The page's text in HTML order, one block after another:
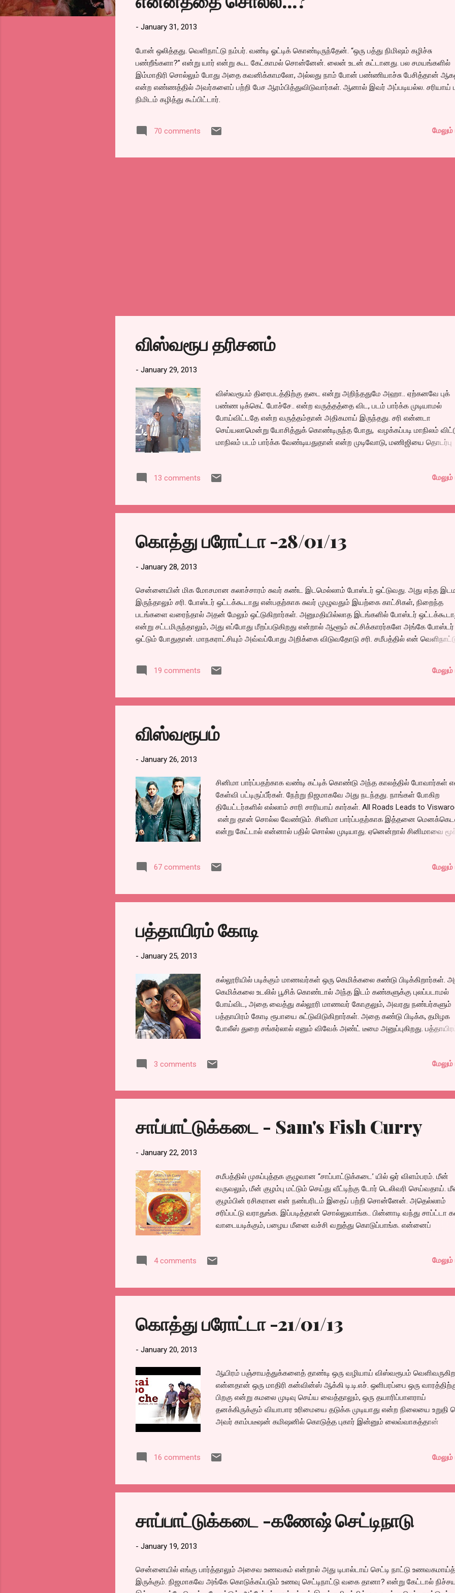
- January 31, 2013
போன் ஒலித்தது. வெளிநாட்டு நம்பர். வண்டி ஓட்டிக் கொண்டிருந்தேன். “ஒரு பத்து நிமிஷம் கழிச்சு
பண்றீங்களா?” என்று யார் என்று கூட கேட்காமல் சொன்னேன். லைன் உடன் கட்டானது. பல சமயங்களில்
இம்மாதிரி சொல்லும் போது அதை கவனிக்காமலோ, அல்லது நாம் போன் பண்ணியாச்சு பேசித்தான்
என்ற எண்ணத்தில் அவர்களைப் பற்றி பேச ஆரம்பித்துவிடுவார்கள். ஆனால் இவர் அப்படியல்ல. சரியாய்
நிமிடம் கழித்து கூப்பிட்டார்.
70 comments மேலும்
விஸ்வரூப தரிசனம்
- January 29, 2013
விஸ்வரூபம் திரைபடத்திற்கு தடை என்று அறிந்ததுமே அஹா.. ஏற்கனவே புக்
பண்ண டிக்கெட் போச்சே.. என்ற வருத்தத்தை விட, படம் பார்க்க முடியாமல்
போய்விட்டதே என்ற வருத்தம்தான் அதிகமாய் இருந்தது. சரி என்னடா
செய்யலாமென்று யோசித்துக் கொண்டிருந்த போது, வழக்கப்படி மாநிலம்
மாநிலம் படம் பார்க்க வேண்டியதுதான் என்ற முடிவோடு, மணிஜியை தொடர்பு
சற்றும் யோசிக்காமல் “எனக்கு தெலுங்கு தெரியாது இருந்தாலும் போய்
பண்ணித்தரேன்னு சொல்லியிருந்தாரு. அங்க கிடைச்சுதுன்னா தமிழ்லேயே
பாக்கலாமே” என்றதும் எனக்கும் ஒர் நப்பாசை சரி என்றேன். அடுத்த அரை
வாங்கி, 25ஆம் தேதி ஆறு மணிஷோவுக்கு டிக்கெட் புக் பண்ணியதை கன்பார்ம்
செய்ய, நான், மணிஜி, கே.ஆர்.பி, பபாஷா சங்கர் ஆகியோர் காலை எட்டு
13 comments மேலும்
கொத்து பரோட்டா -28/01/13
- January 28, 2013
சென்னையின் மிக மோசமான கலாச்சாரம் சுவர் கண்ட இடமெல்லாம் போஸ்டர் ஒட்டுவது. அது எந்த
இருந்தாலும் சரி. போஸ்டர் ஒட்டக்கூடாது என்பதற்காக சுவர் முழுவதும் இயற்கை காட்சிகள், நிறைந்த
படங்களை வரைந்தால் அதன் மேலும் ஒட்டுகிறார்கள். அனுமதியில்லாத இடங்களில் போஸ்டர்
என்று சட்டமிருந்தாலும், அது எப்போது மீறப்படுகிறது என்றால் ஆளூம் கட்சிக்காரர்களே அங்கே போஸ்டர்
ஒட்டும் போதுதான். மாநகராட்சியும் அவ்வப்போது அறிக்கை விடுவதோடு சரி. சமீபத்தில் என்
ஷீட்களில், மெட்ரோ தூண்களில் எல்லாம் போஸ்டர் ஒட்டியிருப்பதைப் பார்த்து உங்க அரசாங்கம் இதை
கண்டிக்காதா? என்று கேட்டார். கண்டிக்கும் ஆனா கேட்க மாட்டாங்க.. என்றதும் எங்க ஊரில் எல்லாம்
பெரிய ஃபைன் வசூலிக்கப்படும். இங்கேயும் அதை இம்ப்ளிமெண்ட் செய்தால் அரசுக்கு வருமானத்துக்கு
19 comments மேலும்
விஸ்வரூபம்
- January 26, 2013
சினிமா பார்ப்பதற்காக வண்டி கட்டிக் கொண்டு அந்த காலத்தில் போவார்கள்
கேள்வி பட்டிருப்பீர்கள். நேற்று நிஜமாகவே அது நடந்தது. நாங்கள் போகிற
தியேட்டர்களில் எல்லாம் சாரி சாரியாய் கார்கள். All Roads Leads to
என்று தான் சொல்ல வேண்டும். சினிமா பார்ப்பதற்காக இத்தனை
என்று கேட்டால் என்னால் பதில் சொல்ல முடியாது. ஏனென்றால் சினிமாவை
ஆந்திராவுக்கும், முங்காரு மலே பார்ப்பதற்காக கர்நாடகாவுக்கும்
எத்தனை சந்தோஷமாய் இருக்கும். அப்பேர்ப்பட்ட சந்தோஷத்தை விஸ்வரூபம்
கொடுத்தது. இப்பட்த்திற்கான செய்த பயணம் ஒர் அனுபவம். அதை தனியே
67 comments மேலும்
பத்தாயிரம் கோடி
- January 25, 2013
கல்லூரியில் படிக்கும் மாணவர்கள் ஒரு கெமிக்கலை கண்டு பிடிக்கிறார்கள்.
கெமிக்கலை உடலில் பூசிக் கொண்டால் அந்த இடம் கண்களுக்கு புலப்படாமல்
போய்விட, அதை வைத்து கல்லூரி மாணவர் கோகுலும், அவரது நண்பர்களும்
பத்தாயிரம் கோடி ரூபாயை சுட்டுவிடுகிறார்கள். அதை கண்டு பிடிக்க, தமிழக
போலீஸ் துறை சங்கர்லால் எனும் விவேக் அண்ட் டீமை அனுப்புகிறது.
இல்லையா? என்பதுதான் கதை.
3 comments மேலும்
சாப்பாட்டுக்கடை - Sam's Fish Curry
- January 22, 2013
சமீபத்தில் முகப்புத்தக குழுவான “சாப்பாட்டுக்கடை’ யில் ஒர் விளம்பரம். மீன்
வருவலும், மீன் குழம்பு மட்டும் செய்து வீட்டிற்கு டோர் டெலிவரி செய்வதாய்.
குழம்பின் ரசிகரான என் நண்பரிடம் இதைப் பற்றி சொன்னேன். அதெல்லாம்
சரிப்பட்டு வராதுங்க. இப்படித்தான் சொல்லுவாங்க.. பின்னாடி வந்து சாப்ட்டா
வாடையடிக்கும், பழைய மீனை வச்சி வறுத்து கொடுப்பாங்க. என்னைப்
உண்டு. நாங்கள் இருவரும் நிறைய உணவகங்களில் சேர்ந்து
விட மாட்டார். நல்ல மீன் குழம்பு வைக்கத் தெரிந்த ஓட்டலில் மற்ற அயிட்டங்கள்
நிச்சயம் நன்றாக இருக்கும் என்பது அவரது நம்பிக்கை. எனக்கு அப்படிப்பட்ட
குழம்பு படத்தை பார்த்ததும், “சரி..நாளைக்கு மதியம் லஞ்சுக்கு வீட்டுல சாப்பாடு
மட்டும் செஞ்சிட்டு இங்க ஆர்டர் செய்திருவோம்’ என்ற...
4 comments மேலும்
கொத்து பரோட்டா -21/01/13
- January 20, 2013
ஆயிரம் பஞ்சாயத்துக்களைத் தாண்டி ஒரு வழியாய் விஸ்வரூபம்
என்னதான் ஒரு மாதிரி கன்வின்ஸ் ஆக்கி டி.டி.எச். ஒளிபரப்பை ஒரு
பிறகு என்று கமலை முடிவு செய்ய வைத்தாலும், ஒரு தயாரிப்பாளராய்
தனக்கிருக்கும் வியாபார உரிமையை தடுக்க முடியாது என்ற நிலையை உறுதி
அவர் காம்படீஷன் கமிஷனில் கொடுத்த புகார் இன்னும் லைவ்வாகத்தான்
தேவ்கன், யாஷ்ராஜ் கம்பெனியினால் தன் படமான சன் ஆப் சர்தாரை
@@@@@@@@@@@@@@@@@@@@@@@
16 comments மேலும்
சாப்பாட்டுக்கடை -கணேஷ் செட்டிநாடு
- January 19, 2013
சென்னையில் எங்கு பார்த்தாலும் அசைவ உணவகம் என்றால் அது டிபால்டாய் செட்டி நாட்டு
இருக்கும். நிஜமாகவே அங்கே கொடுக்கப்படும் உணவு செட்டிநாட்டு வகை தானா? என்று கேட்டால்